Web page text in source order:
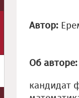
Автор:
Об авторе:
кандидат